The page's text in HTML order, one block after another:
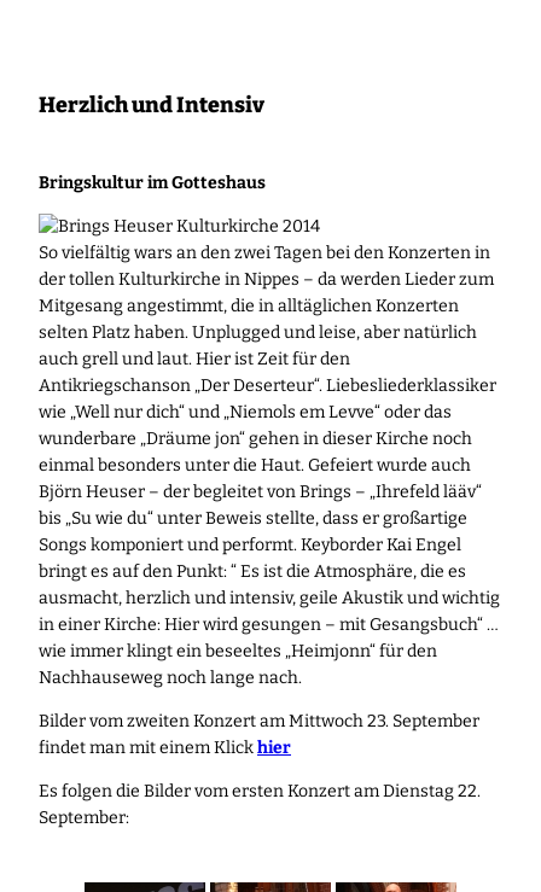
Herzlich und Intensiv
Bringskultur im Gotteshaus
So vielfältig wars an den zwei Tagen bei den Konzerten in
der tollen Kulturkirche in Nippes – da werden Lieder zum
Mitgesang angestimmt, die in alltäglichen Konzerten
selten Platz haben. Unplugged und leise, aber natürlich
auch grell und laut.Hier ist Zeit für den
Antikriegschanson „Der Deserteur“. Liebesliederklassiker
wie „Well nur dich“ und „Niemols em Levve“ oder das
wunderbare „Dräume jon“ gehen in dieser Kirche noch
einmal besonders unter die Haut. Gefeiert wurde auch
Björn Heuser – der begleitet von Brings – „Ihrefeld lääv“
bis „Su wie du“ unter Beweis stellte, dass er großartige
Songs komponiert und performt. Keyborder Kai Engel
bringt es auf den Punkt: “ Es ist die Atmosphäre, die es
ausmacht, herzlich und intensiv, geile Akustik und wichtig
in einer Kirche: Hier wird gesungen – mit Gesangsbuch“ …
wie immer klingt ein beseeltes „Heimjonn“ für den
Nachhauseweg noch lange nach.
Bilder vom zweiten Konzert am Mittwoch 23. September
findet man mit einem Klickhier
Es folgen die Bilder vom ersten Konzert am Dienstag 22.
September: